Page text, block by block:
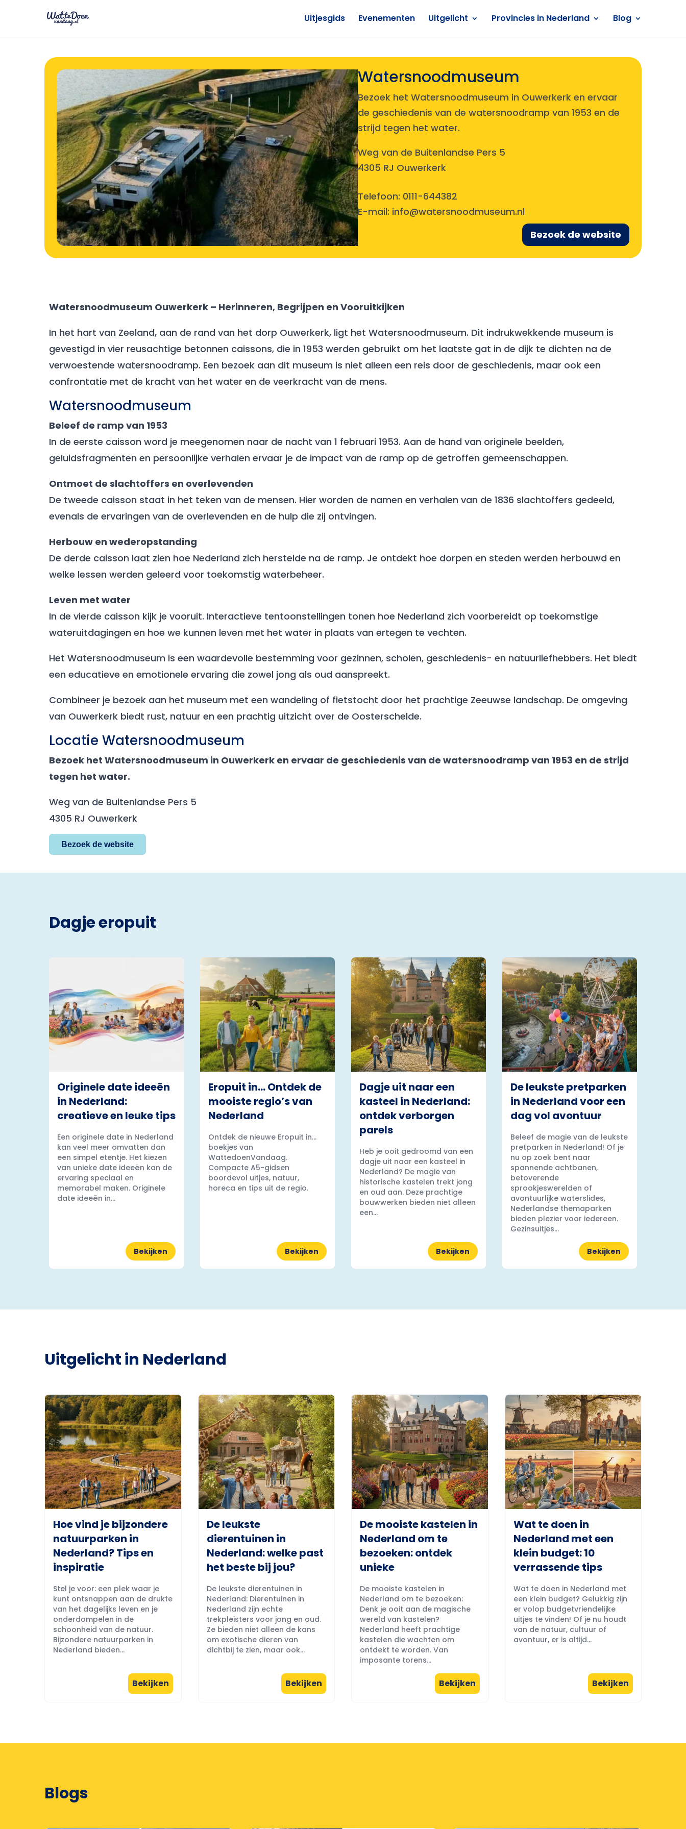
Uitjesgids Evenementen Uitgelicht Provincies in Nederland Blog
Watersnoodmuseum
Bezoek het Watersnoodmuseum in Ouwerkerk en ervaar
de geschiedenis van de watersnoodramp van 1953 en de
strijd tegen het water.​
Weg van de Buitenlandse Pers 5
4305 RJ Ouwerkerk
Telefoon: 0111-644382
E-mail: info@watersnoodmuseum.nl
Bezoek de website
Watersnoodmuseum Ouwerkerk – Herinneren, Begrijpen en Vooruitkijken
In het hart van Zeeland, aan de rand van het dorp Ouwerkerk, ligt het Watersnoodmuseum. Dit indrukwekkende museum is
gevestigd in vier reusachtige betonnen caissons, die in 1953 werden gebruikt om het laatste gat in de dijk te dichten na de
verwoestende watersnoodramp. Een bezoek aan dit museum is niet alleen een reis door de geschiedenis, maar ook een
confrontatie met de kracht van het water en de veerkracht van de mens.​
Watersnoodmuseum
Beleef de ramp van 1953
In de eerste caisson word je meegenomen naar de nacht van 1 februari 1953. Aan de hand van originele beelden,
geluidsfragmenten en persoonlijke verhalen ervaar je de impact van de ramp op de getroffen gemeenschappen.​
Ontmoet de slachtoffers en overlevenden
De tweede caisson staat in het teken van de mensen. Hier worden de namen en verhalen van de 1836 slachtoffers gedeeld,
evenals de ervaringen van de overlevenden en de hulp die zij ontvingen.​
Herbouw en wederopstanding
De derde caisson laat zien hoe Nederland zich herstelde na de ramp. Je ontdekt hoe dorpen en steden werden herbouwd en
welke lessen werden geleerd voor toekomstig waterbeheer.​
Leven met water
In de vierde caisson kijk je vooruit. Interactieve tentoonstellingen tonen hoe Nederland zich voorbereidt op toekomstige
wateruitdagingen en hoe we kunnen leven met het water in plaats van ertegen te vechten.​
Het Watersnoodmuseum is een waardevolle bestemming voor gezinnen, scholen, geschiedenis- en natuurliefhebbers. Het biedt
een educatieve en emotionele ervaring die zowel jong als oud aanspreekt.​
Combineer je bezoek aan het museum met een wandeling of fietstocht door het prachtige Zeeuwse landschap. De omgeving
van Ouwerkerk biedt rust, natuur en een prachtig uitzicht over de Oosterschelde.​
Locatie Watersnoodmuseum
Bezoek het Watersnoodmuseum in Ouwerkerk en ervaar de geschiedenis van de watersnoodramp van 1953 en de strijd
tegen het water.​
Weg van de Buitenlandse Pers 5
4305 RJ Ouwerkerk
Bezoek de website
Dagje eropuit
Originele date ideeën
in Nederland:
creatieve en leuke tips
Een originele date in Nederland
kan veel meer omvatten dan
een simpel etentje. Het kiezen
van unieke date ideeën kan de
ervaring speciaal en
memorabel maken. Originele
date ideeën in...
Bekijken
Eropuit in… Ontdek de
mooiste regio’s van
Nederland
Ontdek de nieuwe Eropuit in...
boekjes van
WattedoenVandaag.
Compacte A5-gidsen
boordevol uitjes, natuur,
horeca en tips uit de regio.
Bekijken
Dagje uit naar een
kasteel in Nederland:
ontdek verborgen
parels
Heb je ooit gedroomd van een
dagje uit naar een kasteel in
Nederland? De magie van
historische kastelen trekt jong
en oud aan. Deze prachtige
bouwwerken bieden niet alleen
een...
Bekijken
De leukste pretparken
in Nederland voor een
dag vol avontuur
Beleef de magie van de leukste
pretparken in Nederland! Of je
nu op zoek bent naar
spannende achtbanen,
betoverende
sprookjeswerelden of
avontuurlijke waterslides,
Nederlandse themaparken
bieden plezier voor iedereen.
Gezinsuitjes...
Bekijken
Uitgelicht in Nederland
Hoe vind je bijzondere
natuurparken in
Nederland? Tips en
inspiratie
Stel je voor: een plek waar je
kunt ontsnappen aan de drukte
van het dagelijks leven en je
onderdompelen in de
schoonheid van de natuur.
Bijzondere natuurparken in
Nederland bieden...
Bekijken
De leukste
dierentuinen in
Nederland: welke past
het beste bij jou?
De leukste dierentuinen in
Nederland: Dierentuinen in
Nederland zijn echte
trekpleisters voor jong en oud.
Ze bieden niet alleen de kans
om exotische dieren van
dichtbij te zien, maar ook...
Bekijken
De mooiste kastelen in
Nederland om te
bezoeken: ontdek
unieke
De mooiste kastelen in
Nederland om te bezoeken:
Denk je ooit aan de magische
wereld van kastelen?
Nederland heeft prachtige
kastelen die wachten om
ontdekt te worden. Van
imposante torens...
Bekijken
Wat te doen in
Nederland met een
klein budget: 10
verrassende tips
Wat te doen in Nederland met
een klein budget? Gelukkig zijn
er volop budgetvriendelijke
uitjes te vinden! Of je nu houdt
van de natuur, cultuur of
avontuur, er is altijd...
Bekijken
Blogs